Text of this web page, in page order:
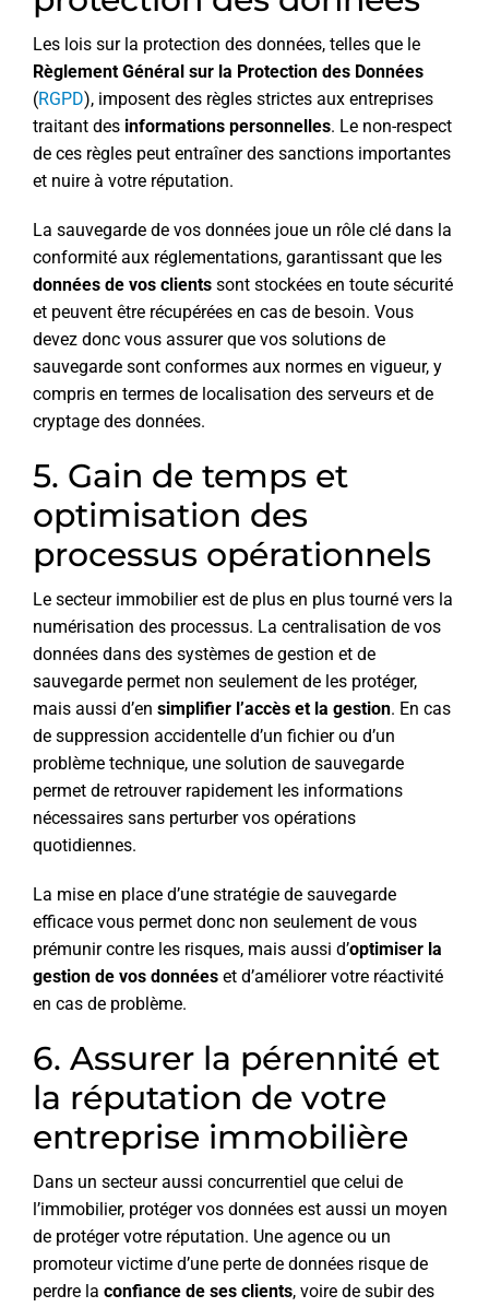
Les lois sur la protection des données, telles que le
Règlement Général sur la Protection des Données
(RGPD), imposent des règles strictes aux entreprises
traitant des informations personnelles. Le non-respect
de ces règles peut entraîner des sanctions importantes
et nuire à votre réputation.
La sauvegarde de vos données joue un rôle clé dans la
conformité aux réglementations, garantissant que les
données de vos clients sont stockées en toute sécurité
et peuvent être récupérées en cas de besoin. Vous
devez donc vous assurer que vos solutions de
sauvegarde sont conformes aux normes en vigueur, y
compris en termes de localisation des serveurs et de
cryptage des données.
5. Gain de temps et
optimisation des
processus opérationnels
Le secteur immobilier est de plus en plus tourné vers la
numérisation des processus. La centralisation de vos
données dans des systèmes de gestion et de
sauvegarde permet non seulement de les protéger,
mais aussi d’en simplifier l’accès et la gestion. En cas
de suppression accidentelle d’un fichier ou d’un
problème technique, une solution de sauvegarde
permet de retrouver rapidement les informations
nécessaires sans perturber vos opérations
quotidiennes.
La mise en place d’une stratégie de sauvegarde
efficace vous permet donc non seulement de vous
prémunir contre les risques, mais aussi d’optimiser la
gestion de vos données et d’améliorer votre réactivité
en cas de problème.
6. Assurer la pérennité et
la réputation de votre
entreprise immobilière
Dans un secteur aussi concurrentiel que celui de
l’immobilier, protéger vos données est aussi un moyen
de protéger votre réputation. Une agence ou un
promoteur victime d’une perte de données risque de
perdre la confiance de ses clients, voire de subir des